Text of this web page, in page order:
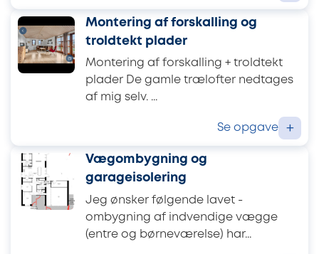
Montering af forskalling og
troldtekt plader
Montering af forskalling + troldtekt
plader De gamle trælofter nedtages
af mig selv. ...
Se opgave +
Vægombygning og
garageisolering
Jeg ønsker følgende lavet -
ombygning af indvendige vægge
(entre og børneværelse) har...